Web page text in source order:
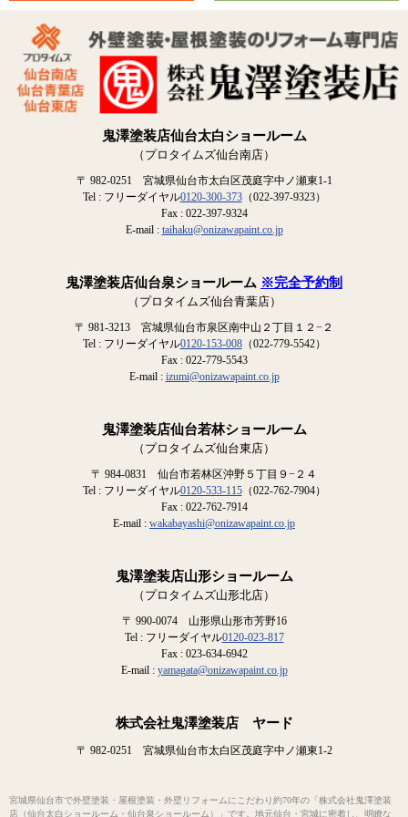
鬼澤塗装店仙台太白ショールーム
（プロタイムズ仙台南店）
〒 982-0251 宮城県仙台市太白区茂庭字中ノ瀬東1-1
Tel : フリーダイヤル0120-300-373（022-397-9323）
Fax : 022-397-9324
E-mail : taihaku@onizawapaint.co.jp
鬼澤塗装店仙台泉ショールーム ※完全予約制
（プロタイムズ仙台青葉店）
〒 981-3213 宮城県仙台市泉区南中山２丁目１２−２
Tel : フリーダイヤル0120-153-008（022-779-5542）
Fax : 022-779-5543
E-mail : izumi@onizawapaint.co.jp
鬼澤塗装店仙台若林ショールーム
（プロタイムズ仙台東店）
〒 984-0831 仙台市若林区沖野５丁目９−２４
Tel : フリーダイヤル0120-533-115（022-762-7904）
Fax : 022-762-7914
E-mail : wakabayashi@onizawapaint.co.jp
鬼澤塗装店山形ショールーム
（プロタイムズ山形北店）
〒 990-0074 山形県山形市芳野16
Tel : フリーダイヤル0120-023-817
Fax : 023-634-6942
E-mail : yamagata@onizawapaint.co.jp
株式会社鬼澤塗装店 ヤード
〒 982-0251 宮城県仙台市太白区茂庭字中ノ瀬東1-2
宮城県仙台市で外壁塗装・屋根塗装・外壁リフォームにこだわり約70年の「株式会社鬼澤塗装
店（仙台太白ショールーム・仙台泉ショールーム）」です。地元仙台・宮城に密着し、明瞭な